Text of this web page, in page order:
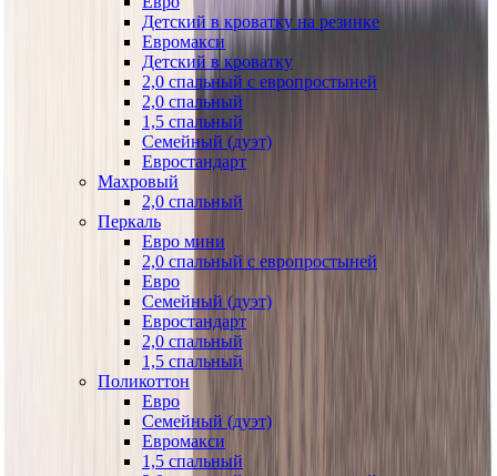
Детский в кроватку на резинке
Евромакси
Детский в кроватку
2,0 спальный с европростыней
2,0 спальный
1,5 спальный
Семейный (дуэт)
Евростандарт
Махровый
2,0 спальный
Перкаль
Евро мини
2,0 спальный с европростыней
Евро
Семейный (дуэт)
Евростандарт
2,0 спальный
1,5 спальный
Поликоттон
Евро
Семейный (дуэт)
Евромакси
1,5 спальный